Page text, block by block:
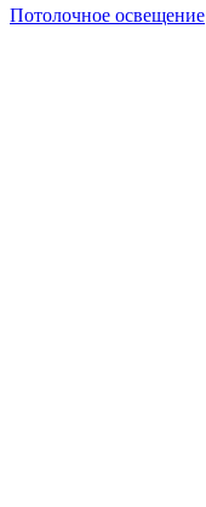
Потолочное освещение